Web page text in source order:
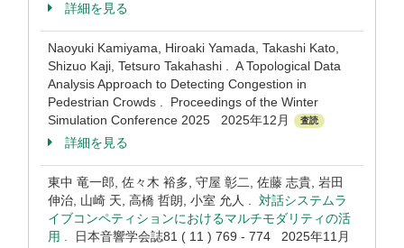
詳細を見る
Naoyuki Kamiyama, Hiroaki Yamada, Takashi Kato,
Shizuo Kaji, Tetsuro Takahashi . A Topological Data
Analysis Approach to Detecting Congestion in
Pedestrian Crowds . Proceedings of the Winter
Simulation Conference 2025 2025年12月
査読
詳細を見る
東中 竜一郎, 佐々木 裕多, 守屋 彰二, 佐藤 志貴, 岩田
伸治, 山崎 天, 高橋 哲朗, 小室 允人 . 対話システムラ
イブコンペティションにおけるマルチモダリティの活
用 .
日本音響学会誌81 ( 11 ) 769 - 774 2025年11月